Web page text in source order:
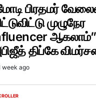
பிரதமர்
முழுநேர
திப்கே
week ago